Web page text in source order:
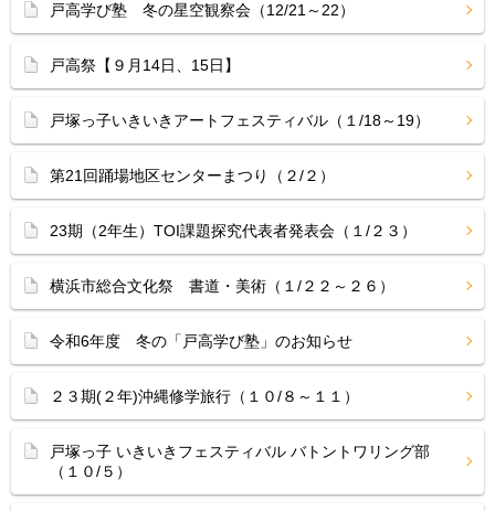
戸高学び塾 冬の星空観察会（12/21～22）
戸高祭【９月14日、15日】
戸塚っ子いきいきアートフェスティバル（１/18～19）
第21回踊場地区センターまつり（２/２）
23期（2年生）TOI課題探究代表者発表会（１/２３）
横浜市総合文化祭 書道・美術（１/２２～２６）
令和6年度 冬の「戸高学び塾」のお知らせ
２３期(２年)沖縄修学旅行（１０/８～１１）
戸塚っ子 いきいきフェスティバル バトントワリング部
（１０/５）